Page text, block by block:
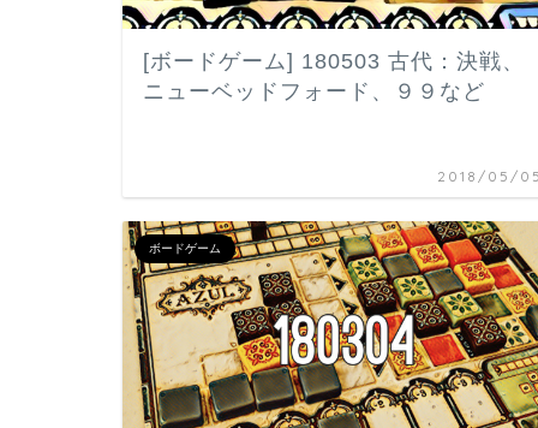
[ボードゲーム] 180503 古代：決戦、
ニューベッドフォード、９９など
2018/05/05
ボードゲーム